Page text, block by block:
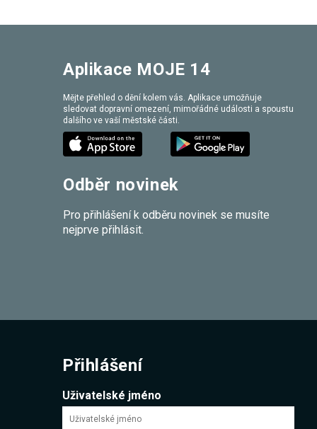
Aplikace MOJE 14
Mějte přehled o dění kolem vás. Aplikace umožňuje
sledovat dopravní omezení, mimořádné události a spoustu
dalšího ve vaší městské části.
Odběr novinek
Pro přihlášení k odběru novinek se musíte
nejprve přihlásit.
Přihlášení
Uživatelské jméno